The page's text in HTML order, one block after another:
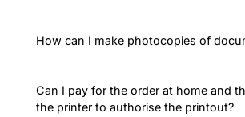
How can I make photocopies of
Can I pay for the order at home and
the printer to authorise the printout?